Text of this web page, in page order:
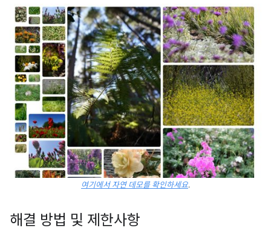
여기에서 자연 데모를 확인하세요.
해결 방법 및 제한사항